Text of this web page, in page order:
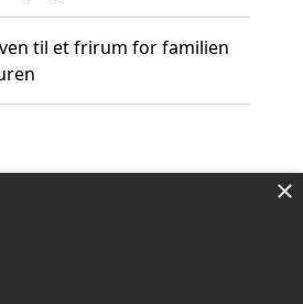
til et frirum for familien
×